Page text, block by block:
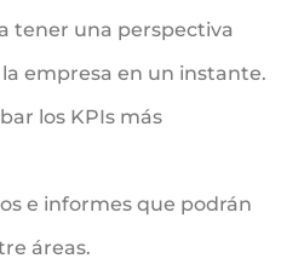
tener una perspectiva
empresa en un instante.
los KPIs más
e informes que podrán
áreas.